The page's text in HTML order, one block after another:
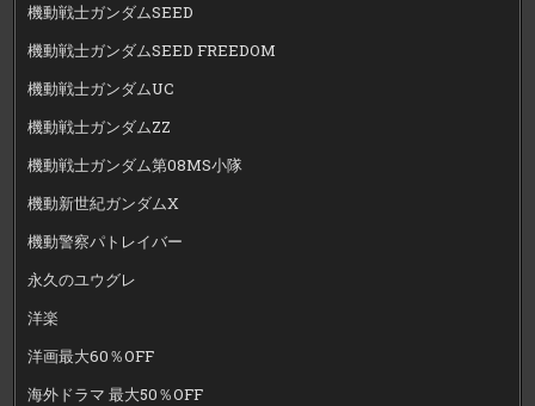
機動戦士ガンダムSEED
機動戦士ガンダムSEED FREEDOM
機動戦士ガンダムUC
機動戦士ガンダムZZ
機動戦士ガンダム第08MS小隊
機動新世紀ガンダムX
機動警察パトレイバー
永久のユウグレ
洋楽
洋画最大60％OFF
海外ドラマ 最大50％OFF